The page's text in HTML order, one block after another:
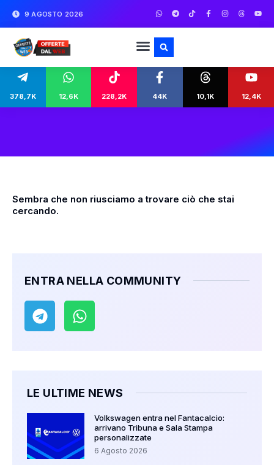
9 AGOSTO 2026
378,7K 12,6K 228,2K 44K 10,1K 12,4K
Sembra che non riusciamo a trovare ciò che stai
cercando.
ENTRA NELLA COMMUNITY
LE ULTIME NEWS
Volkswagen entra nel Fantacalcio:
arrivano Tribuna e Sala Stampa
personalizzate
6 Agosto 2026